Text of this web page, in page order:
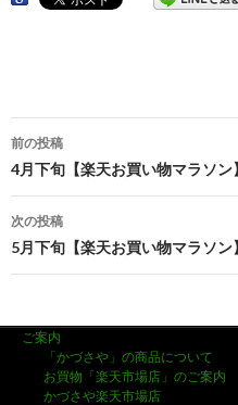
投
稿
ナ
ゲ
前の投稿
4月下旬【楽天お買い物マラソ
次の投稿
5月下旬【楽天お買い物マラソ
ご案内
「かづさや」の商品について
お買物「楽天市場店」のご案内
かづさや楽天市場店